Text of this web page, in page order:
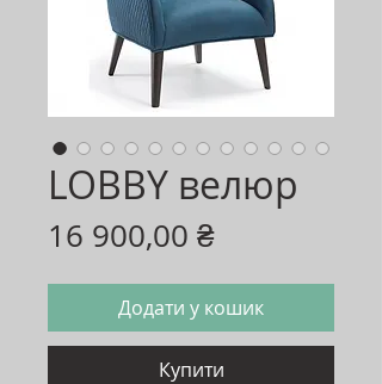
LOBBY велюр
16 900,00 ₴Ціна
Додати у кошик
Купити